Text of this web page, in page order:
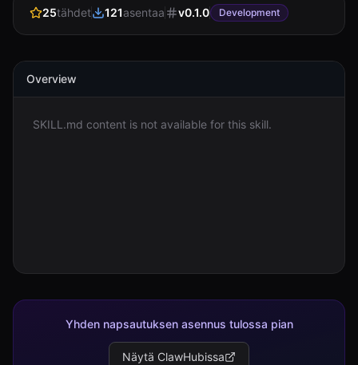
Tietoja
25tähdet 121asentaa v0.1.0 Development
Overview
SKILL.md content is not available for this skill.
Yhden napsautuksen asennus tulossa pian
Näytä ClawHubissa